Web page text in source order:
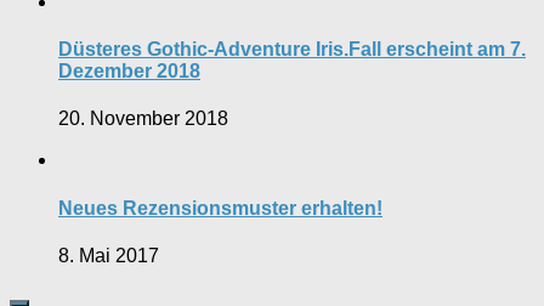
Düsteres Gothic-Adventure Iris.Fall erscheint am 7.
Dezember 2018
20. November 2018
Neues Rezensionsmuster erhalten!
8. Mai 2017